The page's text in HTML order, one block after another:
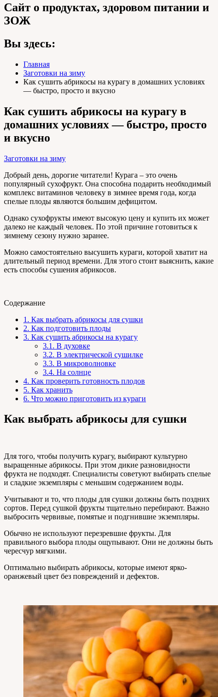
Сайт о продуктах, здоровом питании и
ЗОЖ
Вы здесь:
Главная
Заготовки на зиму
Как сушить абрикосы на курагу в домашних условиях
— быстро, просто и вкусно
Как сушить абрикосы на курагу в
домашних условиях — быстро, просто
и вкусно
Заготовки на зиму
Добрый день, дорогие читатели! Курага – это очень
популярный сухофрукт. Она способна подарить необходимый
комплекс витаминов человеку в зимнее время года, когда
спелые плоды являются большим дефицитом.
Однако сухофрукты имеют высокую цену и купить их может
далеко не каждый человек. По этой причине готовиться к
зимнему сезону нужно заранее.
Можно самостоятельно высушить кураги, которой хватит на
длительный период времени. Для этого стоит выяснить, какие
есть способы сушения абрикосов.
Содержание
1. Как выбрать абрикосы для сушки
2. Как подготовить плоды
3. Как сушить абрикосы на курагу
3.1. В духовке
3.2. В электрической сушилке
3.3. В микроволновке
3.4. На солнце
4. Как проверить готовность плодов
5. Как хранить
6. Что можно приготовить из кураги
Как выбрать абрикосы для сушки
Для того, чтобы получить курагу, выбирают культурно
выращенные абрикосы. При этом дикие разновидности
фрукта не подходят. Специалисты советуют выбирать спелые
и сладкие экземпляры с меньшим содержанием воды.
Учитывают и то, что плоды для сушки должны быть поздних
сортов. Перед сушкой фрукты тщательно перебирают. Важно
выбросить червивые, помятые и подгнившие экземпляры.
Обычно не используют перезревшие фрукты. Для
правильного выбора плоды ощупывают. Они не должны быть
чересчур мягкими.
Оптимально выбирать абрикосы, которые имеют ярко-
оранжевый цвет без повреждений и дефектов.